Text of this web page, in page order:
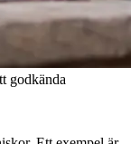
godkända